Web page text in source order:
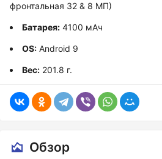
фронтальная 32 & 8 МП)
Батарея: 4100 мАч
OS: Android 9
Вес: 201.8 г.
Обзор